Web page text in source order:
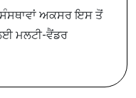
ਅਕਸਰ ਇਸ ਤੋਂ
ਮਲਟੀ-ਵੈਂਡਰ